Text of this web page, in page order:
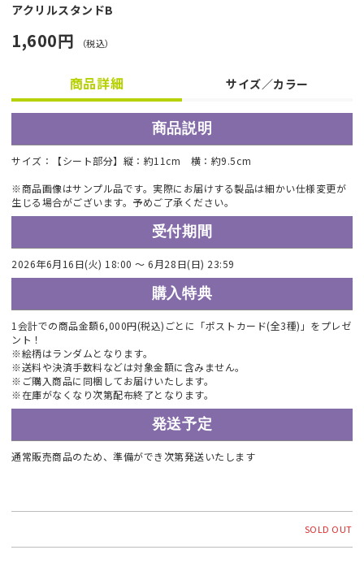
アクリルスタンドB
1,600円 （税込）
商品詳細 サイズ／カラー
商品説明
サイズ：【シート部分】縦：約11cm 横：約9.5cm
※商品画像はサンプル品です。実際にお届けする製品は細かい仕様変更が
生じる場合がございます。予めご了承ください。
受付期間
2026年6月16日(火) 18:00 ～ 6月28日(日) 23:59
購入特典
1会計での商品金額6,000円(税込)ごとに「ポストカード(全3種)」をプレゼ
ント！
※絵柄はランダムとなります。
※送料や決済手数料などは対象金額に含みません。
※ご購入商品に同梱してお届けいたします。
※在庫がなくなり次第配布終了となります。
発送予定
通常販売商品のため、準備ができ次第発送いたします
SOLD OUT